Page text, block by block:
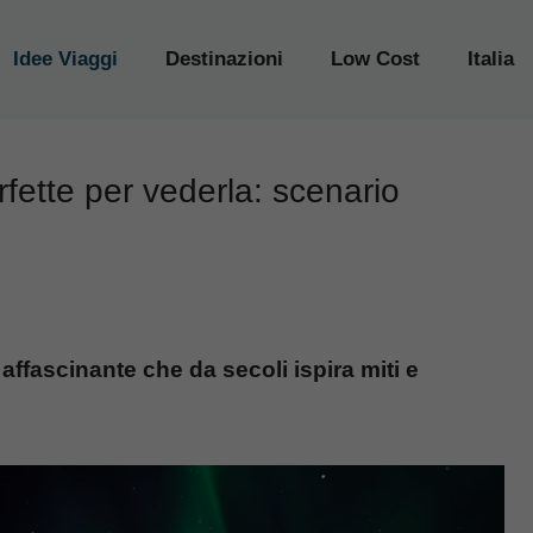
Idee Viaggi Destinazioni Low Cost Italia
per vederla: scenario
che da secoli ispira miti e